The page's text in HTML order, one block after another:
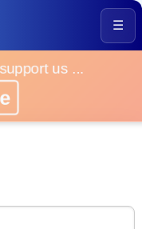
☰
us ...